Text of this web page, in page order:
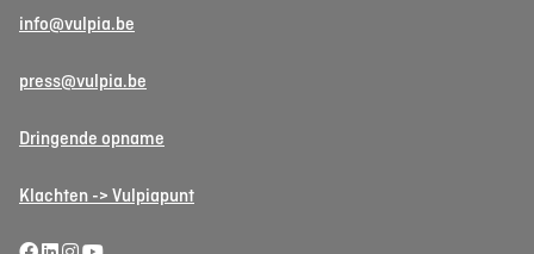
info@vulpia.be
press@vulpia.be
Dringende opname
Klachten -> Vulpiapunt